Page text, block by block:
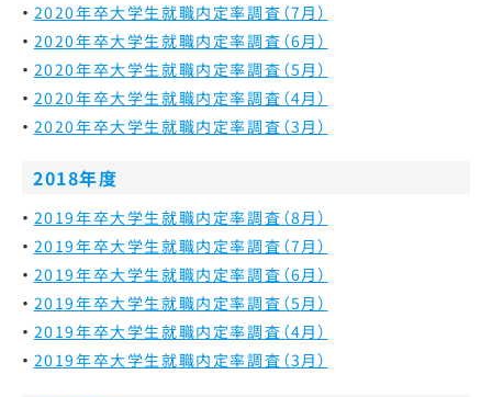
2020年卒大学生就職内定率調査（7月）
2020年卒大学生就職内定率調査（6月）
2020年卒大学生就職内定率調査（5月）
2020年卒大学生就職内定率調査（4月）
2020年卒大学生就職内定率調査（3月）
2018年度
2019年卒大学生就職内定率調査（8月）
2019年卒大学生就職内定率調査（7月）
2019年卒大学生就職内定率調査（6月）
2019年卒大学生就職内定率調査（5月）
2019年卒大学生就職内定率調査（4月）
2019年卒大学生就職内定率調査（3月）